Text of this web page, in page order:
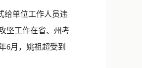
QQ
微信
给单位工作人员违
坚工作在省、州考
6月，姚祖超受到